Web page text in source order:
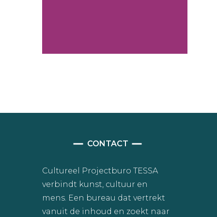
CONTACT
Cultureel Projectburo TESSA
verbindt kunst, cultuur en
mens. Een bureau dat vertrekt
vanuit de inhoud en zoekt naar